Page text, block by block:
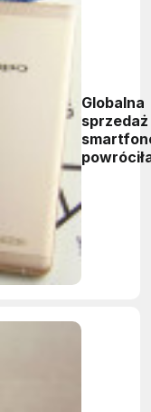
Globalna
sprzedaż